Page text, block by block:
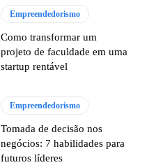
Empreendedorismo
Como transformar um
projeto de faculdade em uma
startup rentável
Empreendedorismo
Tomada de decisão nos
negócios: 7 habilidades para
futuros líderes